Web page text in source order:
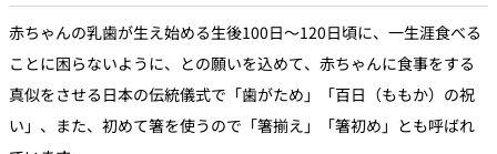
赤ちゃんの乳歯が生え始める生後100日～120日頃に、一生涯食べる
ことに困らないように、との願いを込めて、赤ちゃんに食事をする
真似をさせる日本の伝統儀式で「歯がため」「百日（ももか）の祝
い」、また、初めて箸を使うので「箸揃え」「箸初め」とも呼ばれ